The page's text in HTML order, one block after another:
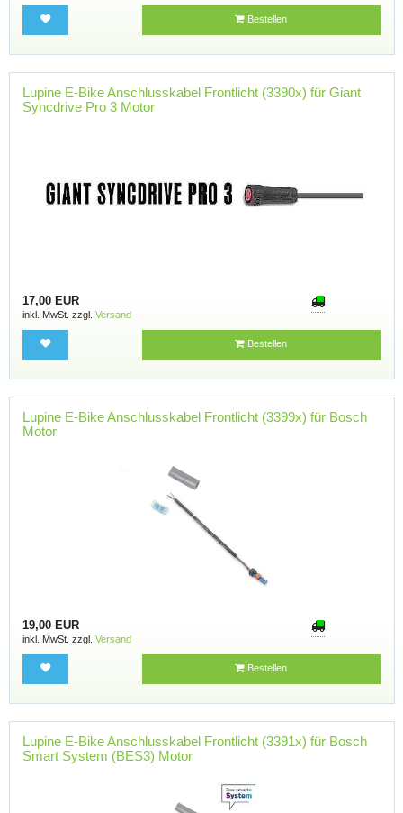
Bestellen
Lupine E-Bike Anschlusskabel Frontlicht (3390x) für Giant
Syncdrive Pro 3 Motor
17,00 EUR
inkl. MwSt. zzgl. Versand
Bestellen
Lupine E-Bike Anschlusskabel Frontlicht (3399x) für Bosch
Motor
19,00 EUR
inkl. MwSt. zzgl. Versand
Bestellen
Lupine E-Bike Anschlusskabel Frontlicht (3391x) für Bosch
Smart System (BES3) Motor